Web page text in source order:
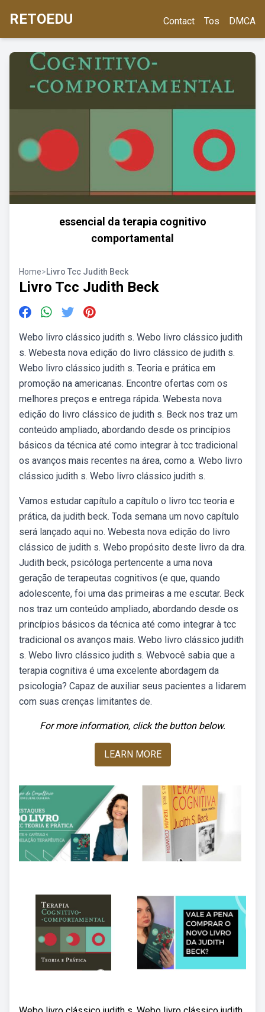
RETOEDU Contact Tos DMCA
essencial da terapia cognitivo
comportamental
Home>Livro Tcc Judith Beck
Livro Tcc Judith Beck
Webo livro clássico judith s. Webo livro clássico judith
s. Webesta nova edição do livro clássico de judith s.
Webo livro clássico judith s. Teoria e prática em
promoção na americanas. Encontre ofertas com os
melhores preços e entrega rápida. Webesta nova
edição do livro clássico de judith s. Beck nos traz um
conteúdo ampliado, abordando desde os princípios
básicos da técnica até como integrar à tcc tradicional
os avanços mais recentes na área, como a. Webo livro
clássico judith s. Webo livro clássico judith s.
Vamos estudar capítulo a capítulo o livro tcc teoria e
prática, da judith beck. Toda semana um novo capítulo
será lançado aqui no. Webesta nova edição do livro
clássico de judith s. Webo propósito deste livro da dra.
Judith beck, psicóloga pertencente a uma nova
geração de terapeutas cognitivos (e que, quando
adolescente, foi uma das primeiras a me escutar. Beck
nos traz um conteúdo ampliado, abordando desde os
princípios básicos da técnica até como integrar à tcc
tradicional os avanços mais. Webo livro clássico judith
s. Webo livro clássico judith s. Webvocê sabia que a
terapia cognitiva é uma excelente abordagem da
psicologia? Capaz de auxiliar seus pacientes a lidarem
com suas crenças limitantes de.
For more information, click the button below.
LEARN MORE